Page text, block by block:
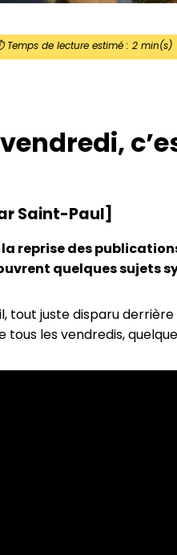
Temps de lecture estimé : 2min(s)
vendredi,
Saint-Paul]
reprise des
quelques sujets
tout juste disparu
tous les vendredis,